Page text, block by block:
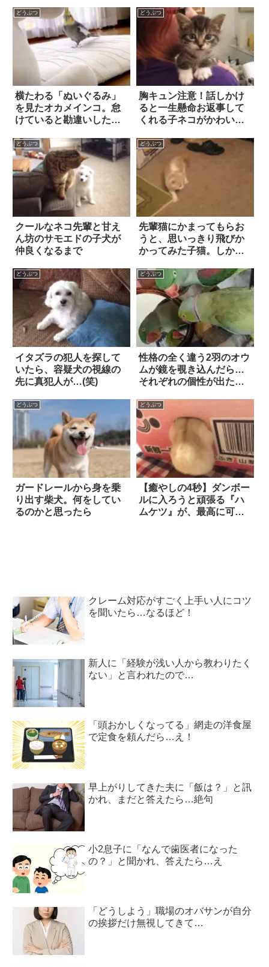
どうぶつ
横たわる「ぬいぐるみ」
を見たオカメインコ。怠
けていると勘違いしたの
た！
どうぶつ
胸キュン注意！話しかけ
ると一生懸命お返事して
くれる子ネコがかわいす
どうぶつ
クールなネコ先輩と甘え
ん坊のサモエドの子犬が
仲良くなるまで
どうぶつ
先輩猫にかまってもらお
うと、思いっきり飛びか
かってみた子猫。しか
ン』が返ってきて…！！
どうぶつ
イタズラの犯人を探して
いたら、容疑犬の視線の
先に真犯人が…(笑)
どうぶつ
性格の全く違う2羽のオウ
ムが鏡を覗き込んだら…
それぞれの個性が出た
ン』に、思わずニンマ
リ！
どうぶつ
ガードレールから身を乗
り出す柴犬。何をしてい
るのかと思ったら
どうぶつ
【癒やしの4秒】ダンボー
ルに入ろうと頑張る『ハ
ムケツ』が、最高に可愛
クレーム対応がすごく上手い人にコツ
を聞いたら…なるほど！
新人に「経験が浅い人から教わりたく
ない」と言われたので…
「頭おかしくなってる」網走の洋食屋
で定食を頼んだら…え！
早上がりしてきた夫に「飯は？」と訊
かれ、まだと答えたら…絶句
小2息子に「なんで歯医者になった
の？」と聞かれ、答えたら…え
「どうしよう」職場のオバサンが自分
の挨拶だけ無視してきて…